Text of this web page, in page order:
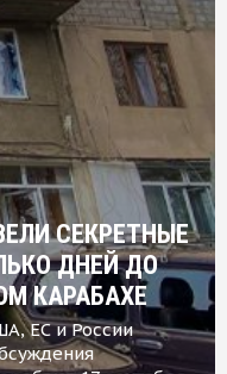
СЕКРЕТНЫЕ
ДНЕЙ ДО
КАРАБАХЕ
ЕС и России